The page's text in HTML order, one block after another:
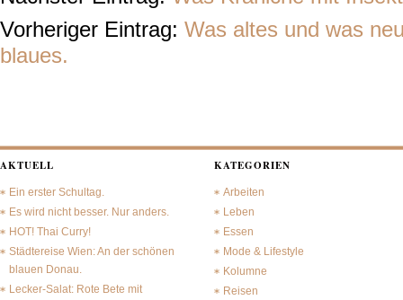
Vorheriger Eintrag: Was altes und was
blaues.
AKTUELL
Ein erster Schultag.
Es wird nicht besser. Nur anders.
HOT! Thai Curry!
Städtereise Wien: An der schönen
blauen Donau.
Lecker-Salat: Rote Bete mit
KATEGORIEN
Arbeiten
Leben
Essen
Mode & Lifestyle
Kolumne
Reisen